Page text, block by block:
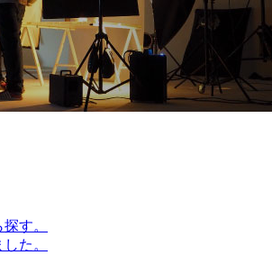
す。
た。